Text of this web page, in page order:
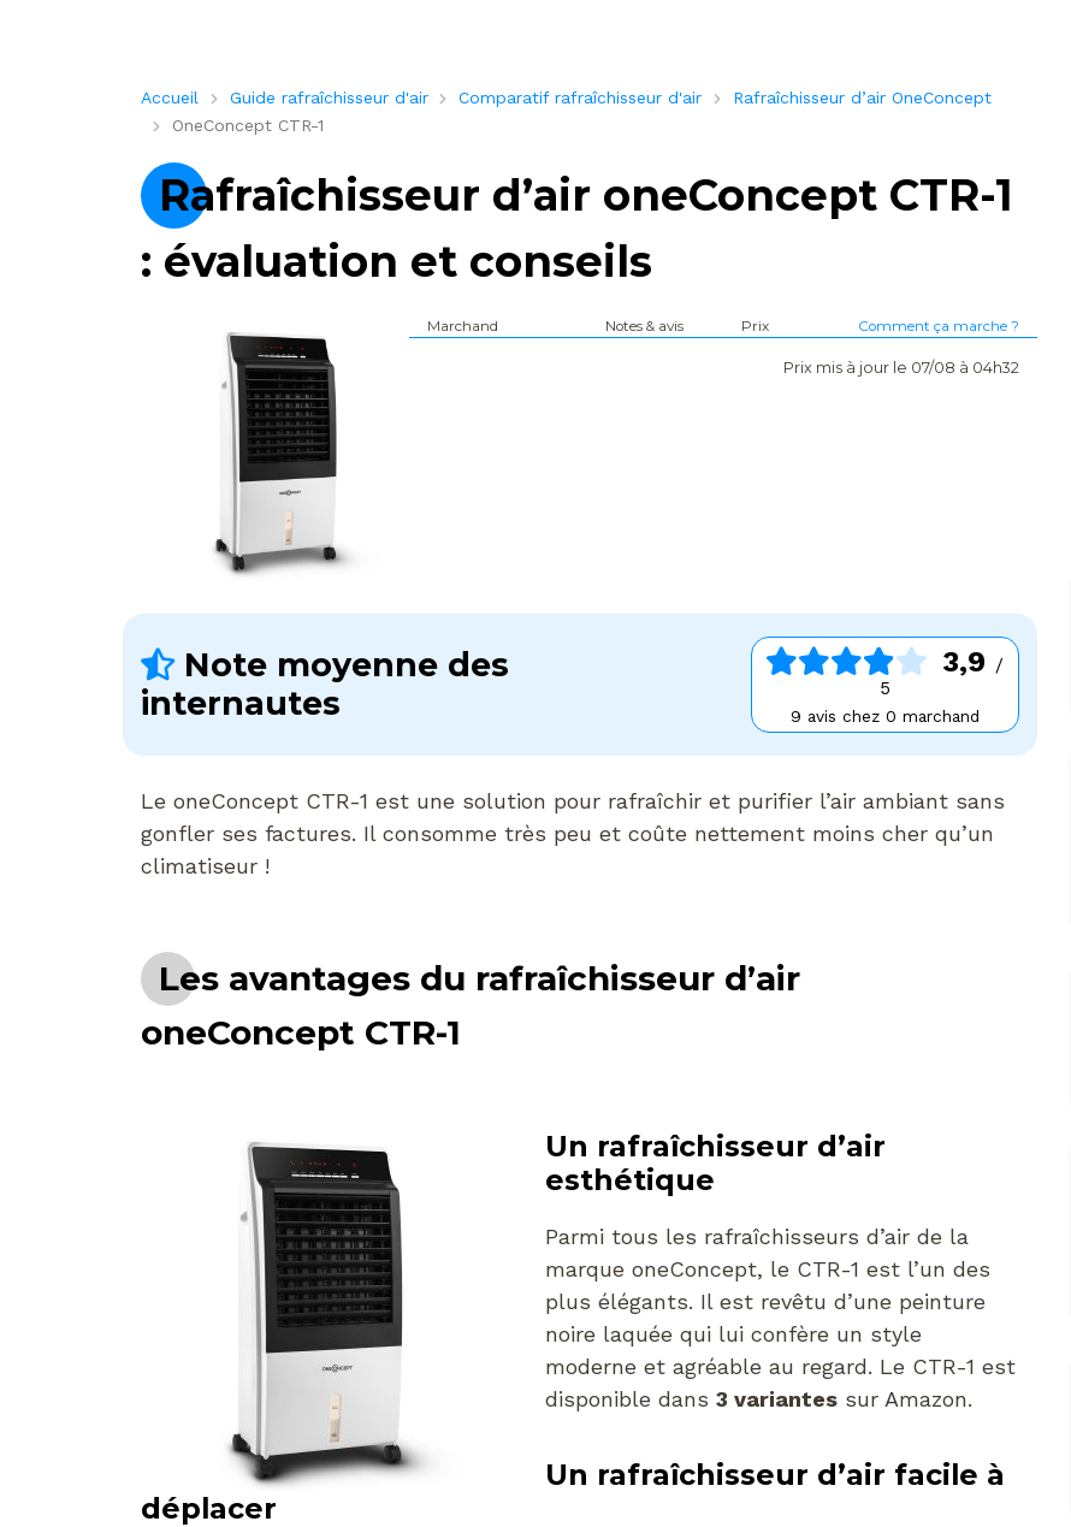
Accueil Guide rafraîchisseur d'air Comparatif rafraîchisseur d'air
Rafraîchisseur d’air OneConcept
OneConcept CTR-1
Rafraîchisseur d’air oneConcept CTR-1
: évaluation et conseils
Marchand Notes & avis Prix Comment ça marche ?
Prix mis à jour le 07/08 à 04h32
Note moyenne des
internautes
3,9 /
5
9 avis chez 0 marchand
Le oneConcept CTR-1 est une solution pour rafraîchir et purifier l’air ambiant sans
gonfler ses factures. Il consomme très peu et coûte nettement moins cher qu’un
climatiseur !
Les avantages du rafraîchisseur d’air
oneConcept CTR-1
Un rafraîchisseur d’air
esthétique
Parmi tous les rafraîchisseurs d’air de la
marque oneConcept, le CTR-1 est l’un des
plus élégants. Il est revêtu d’une peinture
noire laquée qui lui confère un style
moderne et agréable au regard. Le CTR-1 est
disponible dans 3 variantessur Amazon.
Un rafraîchisseur d’air facile à
déplacer